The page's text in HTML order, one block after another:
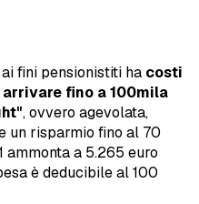
fini pensionistiti ha costi
fino a 100mila
, ovvero agevolata,
un risparmio fino al 70
a 5.265 euro
è deducibile al 100